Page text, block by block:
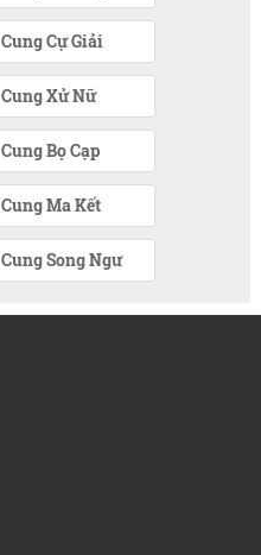
Cung Cự Giải
Cung Xử Nữ
Cung Bọ Cạp
Cung Ma Kết
Cung Song Ngư